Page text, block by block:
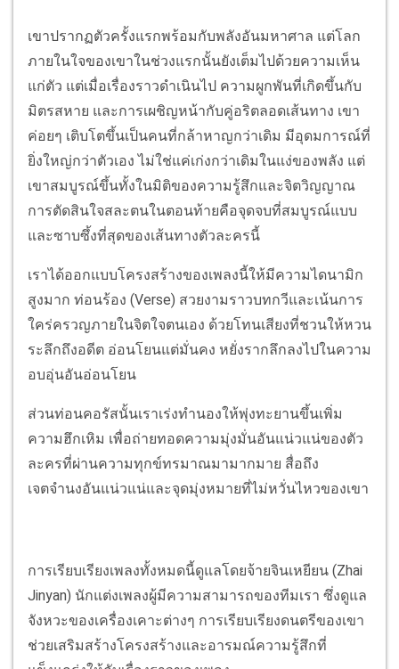
เขาปรากฏตัวครั้งแรกพร้อมกับพลังอันมหาศาล แต่โลก
ภายในใจของเขาในช่วงแรกนั้นยังเต็มไปด้วยความเห็น
แก่ตัว แต่เมื่อเรื่องราวดำเนินไป ความผูกพันที่เกิดขึ้นกับ
มิตรสหาย และการเผชิญหน้ากับคู่อริตลอดเส้นทาง เขา
ค่อยๆ เติบโตขึ้นเป็นคนที่กล้าหาญกว่าเดิม มีอุดมการณ์ที่
ยิ่งใหญ่กว่าตัวเอง ไม่ใช่แค่เก่งกว่าเดิมในแง่ของพลัง แต่
เขาสมบูรณ์ขึ้นทั้งในมิติของความรู้สึกและจิตวิญญาณ
การตัดสินใจสละตนในตอนท้ายคือจุดจบที่สมบูรณ์แบบ
และซาบซึ้งที่สุดของเส้นทางตัวละครนี้
เราได้ออกแบบโครงสร้างของเพลงนี้ให้มีความไดนามิก
สูงมาก ท่อนร้อง (Verse) สวยงามราวบทกวีและเน้นการ
ใคร่ครวญภายในจิตใจตนเอง ด้วยโทนเสียงที่ชวนให้หวน
ระลึกถึงอดีต อ่อนโยนแต่มั่นคง หยั่งรากลึกลงไปในความ
อบอุ่นอันอ่อนโยน
ส่วนท่อนคอรัสนั้นเราเร่งทำนองให้พุ่งทะยานขึ้นเพิ่ม
ความฮึกเหิม เพื่อถ่ายทอดความมุ่งมั่นอันแน่วแน่ของตัว
ละครที่ผ่านความทุกข์ทรมาณมามากมาย สื่อถึง
เจตจำนงอันแน่วแน่และจุดมุ่งหมายที่ไม่หวั่นไหวของเขา
การเรียบเรียงเพลงทั้งหมดนี้ดูแลโดยจ้ายจินเหยียน (Zhai
Jinyan) นักแต่งเพลงผู้มีความสามารถของทีมเรา ซึ่งดูแล
จังหวะของเครื่องเคาะต่างๆ การเรียบเรียงดนตรีของเขา
ช่วยเสริมสร้างโครงสร้างและอารมณ์ความรู้สึกที่